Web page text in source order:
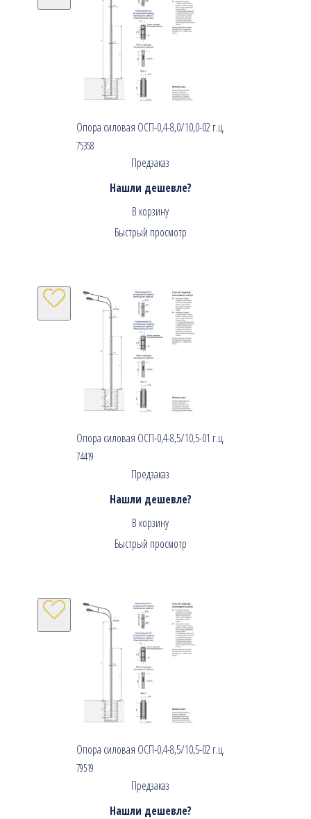
Опора силовая ОСП-0,4-8,0/10,0-02 г.ц.
75358
Предзаказ
Нашли дешевле?
В корзину
Быстрый просмотр
Опора силовая ОСП-0,4-8,5/10,5-01 г.ц.
74419
Предзаказ
Нашли дешевле?
В корзину
Быстрый просмотр
Опора силовая ОСП-0,4-8,5/10,5-02 г.ц.
79519
Предзаказ
Нашли дешевле?